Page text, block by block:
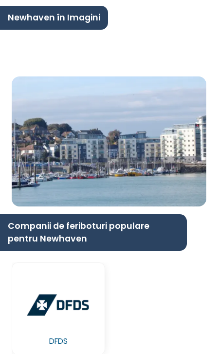
Newhaven în Imagini
Companii de feriboturi populare
pentru Newhaven
DFDS